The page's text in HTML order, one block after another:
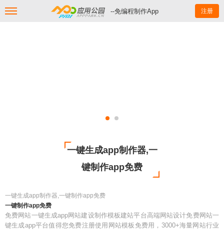
--免编程制作App 注册
一键生成app制作器,一
键制作app免费
一键生成app制作器,一键制作app免费
一键制作app免费
免费网站一键生成app网站建设制作模板建站平台高端网站设计免费网站一
键生成app平台值得您免费注册使用网站模板免费用，3000+海量网站行业